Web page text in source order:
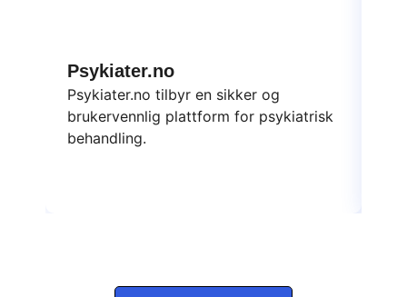
Psykiater.no
Psykiater.no tilbyr en sikker og
brukervennlig plattform for psykiatrisk
behandling.